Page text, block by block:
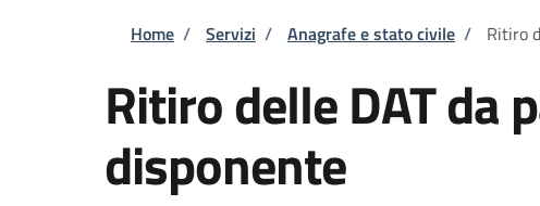
Briciole di pane
Home / Servizi / Anagrafe e stato civile / Ritiro
Ritiro delle DAT da
disponente